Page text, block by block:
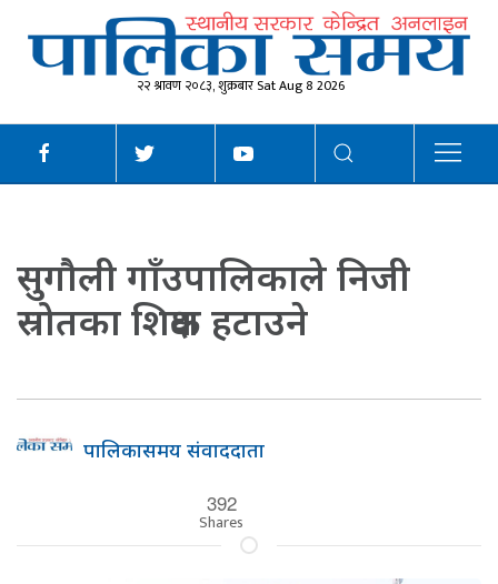
२२ श्रावण २०८३, शुक्रबार Sat Aug 8 2026
सुगौली गाँउपालिकाले निजी
स्रोतका शिक्षक हटाउने
पालिकासमय संवाददाता
392
Shares